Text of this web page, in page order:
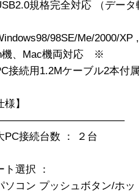
規格完全対応 （デー
98SE/Me/2000/XP
機、Mac機両対応 ※
接続用1.2Mケーブル2本付
様】
PC接続台数 ： ２台
ト選択 ：
コン プッシュボタン/ホッ